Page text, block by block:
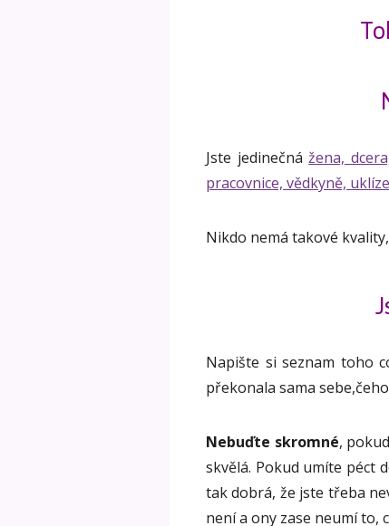
Jste jedinečnážena,
pracovnice, vědkyně,
Nikdo nemá takové
Napište si seznam toho
překonala sama
Nebuďte skromné,
skvělá. Pokud umíte péct
tak dobrá, že jste třeba
není a ony zase neumí to,